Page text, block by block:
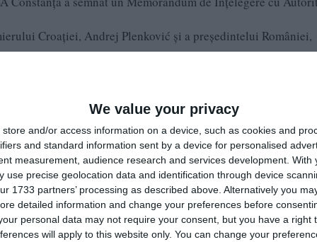
We value your privacy
store and/or access information on a device, such as cookies and
and standard information sent by a device for personalised
measurement, audience research and services development. With
use precise geolocation data and identification through device
1733 partners’ processing as described above. Alternatively you
detailed information and change your preferences before
personal data may not require your consent, but you have a right
will apply to this website only. You can change your
Croației, Andrej Plenković și a președintelui României,
de Mihai Teodorescu, directorul general al companiei.
încurajează cooperarea comună dintre cele două
domeniul transportului maritim și al industriei portuare,
și Rijeka, cu accent pe promovare reciprocă, cooperare
noilor tehnologii, cei doi semnatari vor face schimb de
ciclurilor economice, optimizarea logisticii și